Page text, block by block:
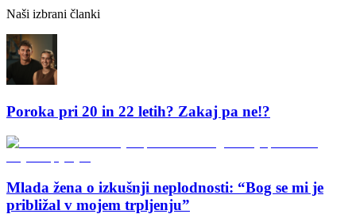
Naši izbrani članki
Poroka pri 20 in 22 letih? Zakaj pa ne!?
Mlada žena o izkušnji neplodnosti: “Bog se mi je
približal v mojem trpljenju”